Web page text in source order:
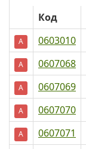
Код
А 0603010
А 0607068
А 0607069
А 0607070
А 0607071